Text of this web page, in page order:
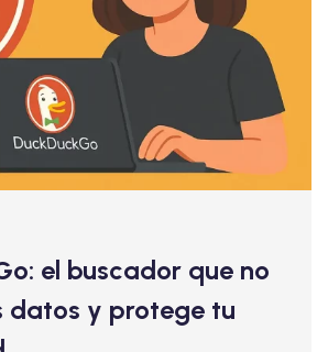
el buscador que no
datos y protege tu